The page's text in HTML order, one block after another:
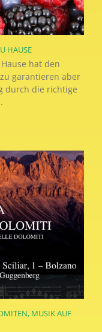
HAUSE
Hause hat den
garantieren aber
durch die richtige
MUSIK AUF